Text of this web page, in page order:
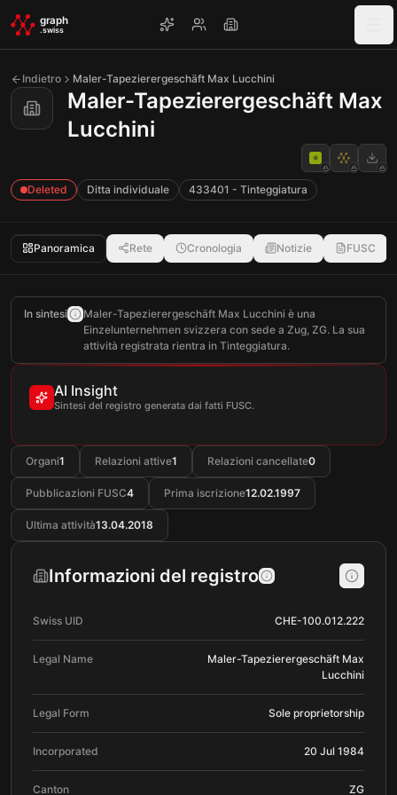
Skip to main content
graph
.swiss
Indietro Maler-Tapezierergeschäft Max Lucchini
Maler-Tapezierergeschäft Max
Lucchini
Deleted Ditta individuale 433401 - Tinteggiatura
Panoramica Rete Cronologia Notizie FUSC
In sintesi
Maler-Tapezierergeschäft Max Lucchini è una
Einzelunternehmen svizzera con sede a Zug, ZG. La sua
attività registrata rientra in Tinteggiatura.
AI Insight
Sintesi del registro generata dai fatti FUSC.
Organi1 Relazioni attive1 Relazioni cancellate0
Pubblicazioni FUSC4 Prima iscrizione12.02.1997
Ultima attività13.04.2018
Informazioni del registro
Swiss UID CHE-100.012.222
Legal Name
Maler-Tapezierergeschäft Max
Lucchini
Legal Form Sole proprietorship
Incorporated 20 Jul 1984
Canton ZG